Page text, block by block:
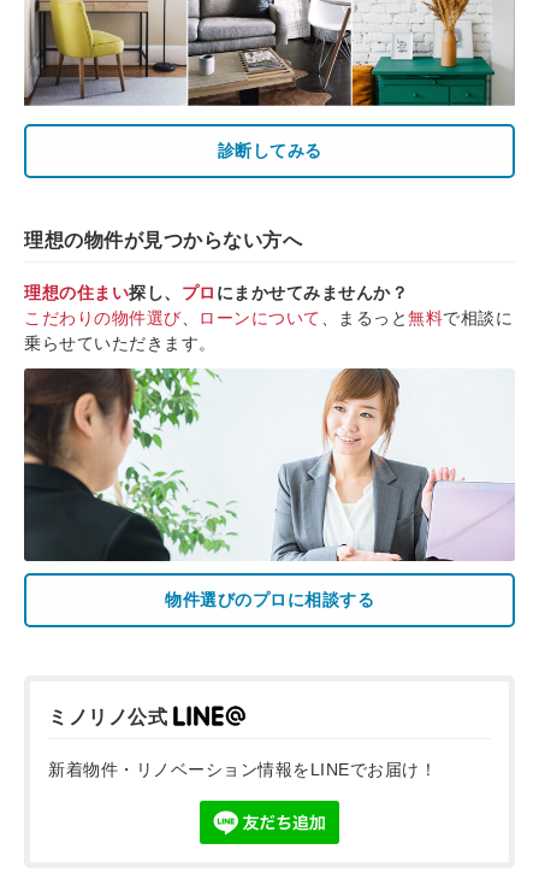
診断してみる
理想の物件が見つからない方へ
理想の住まい探し、 プロ にまかせてみませんか？
こだわりの物件選び
ローンについて 、まるっと無料で相談に
乗らせていただきます。
物件選びのプロに相談する
ミノリノ公式
新着物件・リノベーション情報をLINEでお届け！